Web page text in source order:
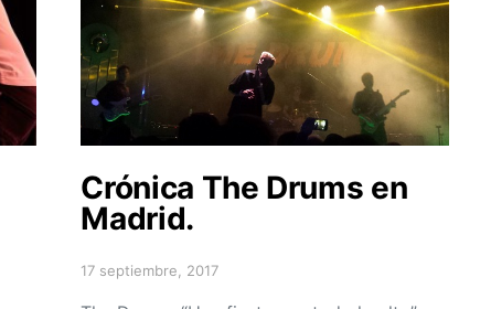
Crónica The Drums en
Madrid.
Posted on
17 septiembre, 2017